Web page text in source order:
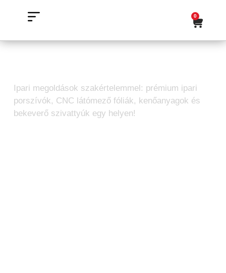
0
Ipari megoldások szakértelemmel: prémium ipari
porszívók, CNC látómező fóliák, kenőanyagok és
bekeverő szivattyúk egy helyen!